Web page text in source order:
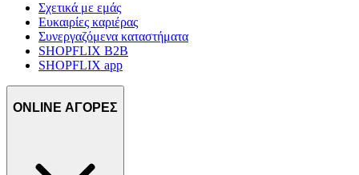
Σχετικά με εμάς
Ευκαιρίες καριέρας
Συνεργαζόμενα καταστήματα
SHOPFLIX B2B
SHOPFLIX app
ONLINE ΑΓΟΡΕΣ